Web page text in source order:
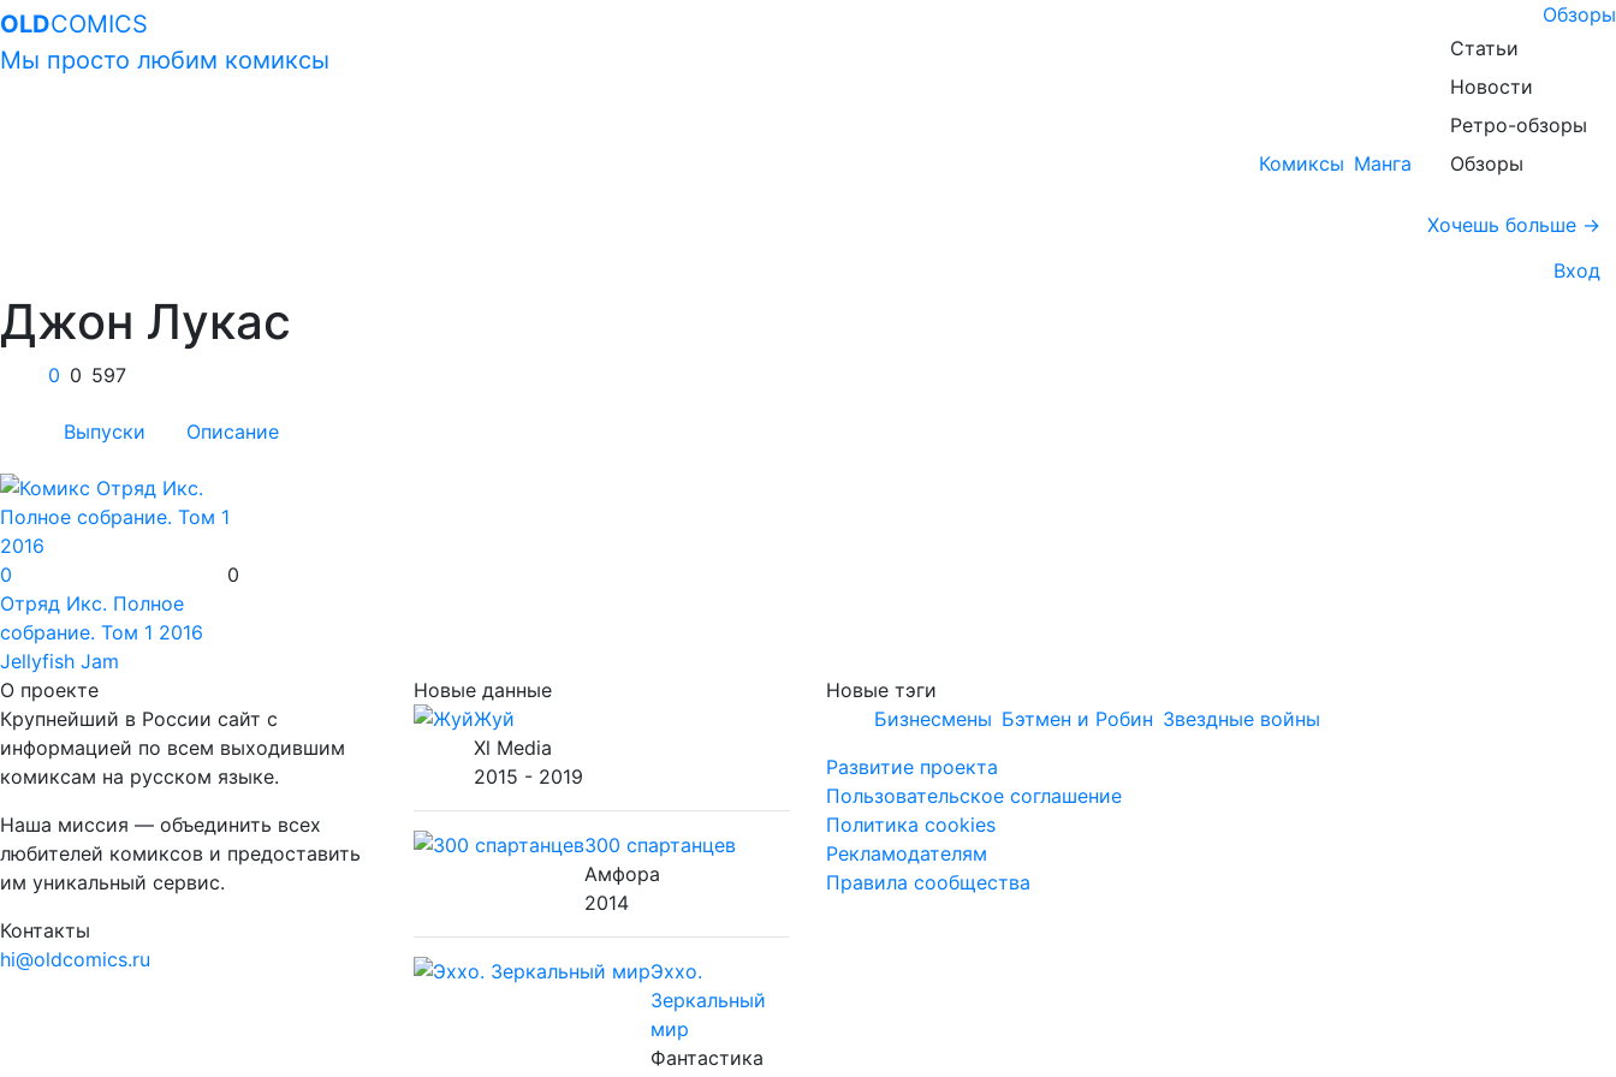
OLDCOMICS
Мы просто любим комиксы
Комиксы Манга
Обзоры
Статьи
Новости
Ретро-обзоры
Обзоры
Хочешь больше →
Вход
Джон Лукас
0 0 597
Выпуски Описание
0
0
Отряд Икс. Полное
собрание. Том 1 2016
Jellyfish Jam
О проекте
Крупнейший в России сайт с
информацией по всем выходившим
комиксам на русском языке.
Наша миссия — объединить всех
любителей комиксов и предоставить
им уникальный сервис.
Контакты
hi@oldcomics.ru
Новые данные
Жуй
Xl Media
2015 - 2019
300 спартанцев
Амфора
2014
Эххо.
Зеркальный
мир
Фантастика
Новые тэги
Бизнесмены Бэтмен и Робин Звездные войны
Развитие проекта
Пользовательское соглашение
Политика cookies
Рекламодателям
Правила сообщества